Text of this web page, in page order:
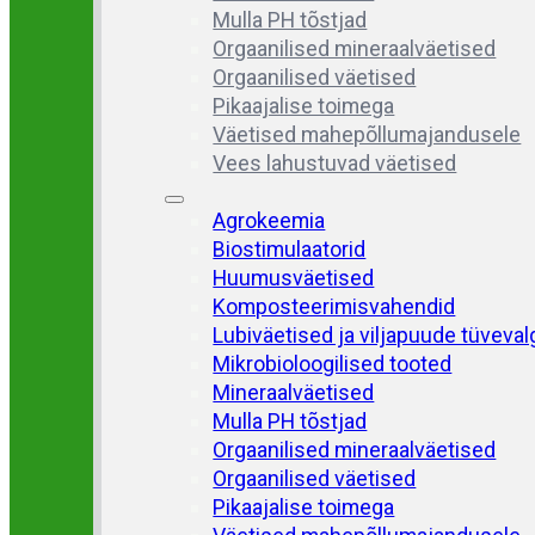
Mulla PH tõstjad
Orgaanilised mineraalväetised
Orgaanilised väetised
Pikaajalise toimega
Väetised mahepõllumajandusele
Vees lahustuvad väetised
Agrokeemia
Biostimulaatorid
Huumusväetised
Komposteerimisvahendid
Lubiväetised ja viljapuude
Mikrobioloogilised tooted
Mineraalväetised
Mulla PH tõstjad
Orgaanilised mineraalväetised
Orgaanilised väetised
Pikaajalise toimega